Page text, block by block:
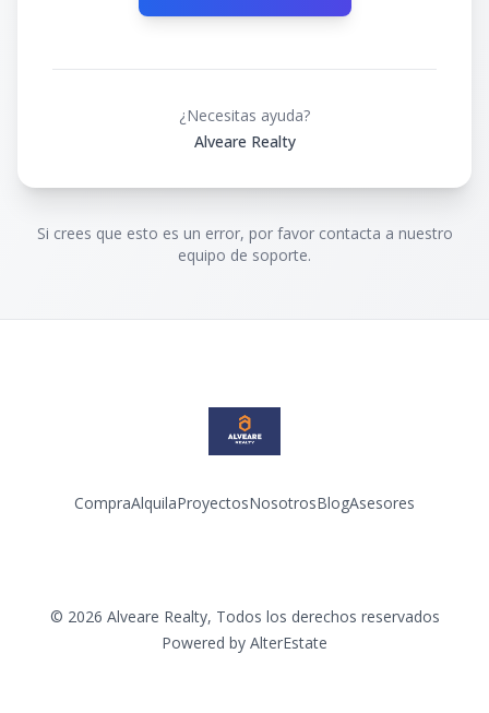
¿Necesitas ayuda?
Alveare Realty
Si crees que esto es un error, por favor contacta a nuestro
equipo de soporte.
CompraAlquilaProyectosNosotrosBlogAsesores
© 2026 Alveare Realty, Todos los derechos reservados
Powered by AlterEstate